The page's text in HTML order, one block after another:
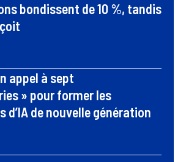
bondissent de 10 %, tandis
appel à sept
» pour former les
d’IA de nouvelle génération